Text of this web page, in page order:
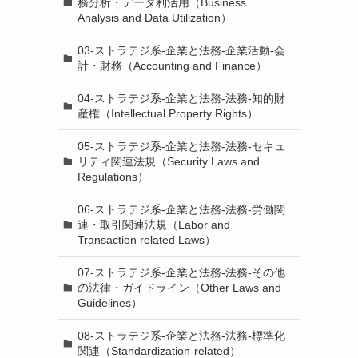
Analysis and Data Utilization）
03-ストラテジ系-企業と法務-企業活動-会
計・財務（Accounting and Finance）
04-ストラテジ系-企業と法務-法務-知的財
産権（Intellectual Property Rights）
05-ストラテジ系-企業と法務-法務-セキュ
リティ関連法規（Security Laws and
Regulations）
06-ストラテジ系-企業と法務-法務-労働関
連・取引関連法規（Labor and
Transaction related Laws）
07-ストラテジ系-企業と法務-法務-その他
の法律・ガイドライン（Other Laws and
Guidelines）
08-ストラテジ系-企業と法務-法務-標準化
関連（Standardization-related）